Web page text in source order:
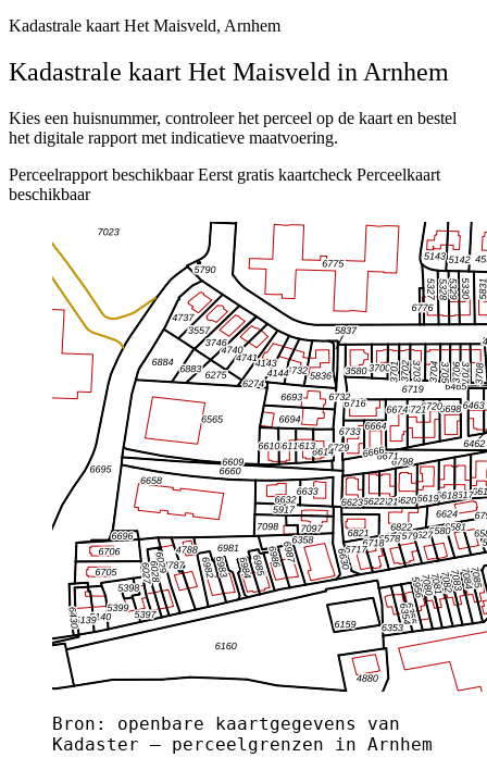
Kadastrale kaart Het Maisveld, Arnhem
Kadastrale kaart Het Maisveld in Arnhem
Kies een huisnummer, controleer het perceel op de kaart en bestel
het digitale rapport met indicatieve maatvoering.
Perceelrapport beschikbaar Eerst gratis kaartcheck Perceelkaart
beschikbaar
Bron: openbare kaartgegevens van
Kadaster — perceelgrenzen in Arnhem